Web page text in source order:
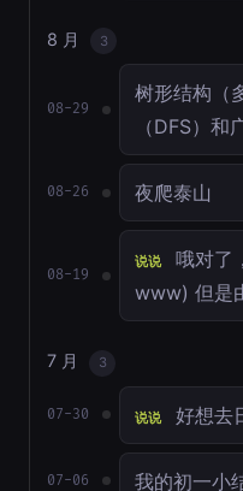
8 月 3
08-29
树形结构（
（DFS）和
08-26 夜爬泰山
08-19
说说
哦对了
www) 但是
7 月 3
07-30 说说 好想去
07-06 我的初一小